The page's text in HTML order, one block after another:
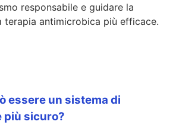
responsabile e guidare la
terapia antimicrobica più efficace.
essere un sistema di
più sicuro?